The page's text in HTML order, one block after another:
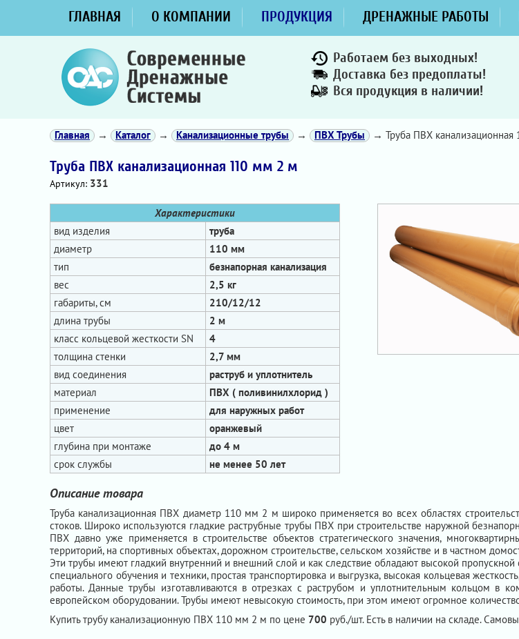
ГЛАВНАЯ О КОМПАНИИ ПРОДУКЦИЯ ДРЕНАЖНЫЕ РАБОТЫ
Работаем без выходных!
Доставка без предоплаты!
Вся продукция в наличии!
Главная → Каталог → Канализационные трубы → ПВХ Трубы → Труба ПВХ
Труба ПВХ канализационная 110 мм 2 м
Артикул: 331
Характеристики
вид изделия
труба
диаметр
110 мм
тип
безнапорная канализация
вес
2,5 кг
габариты, см
210/12/12
длина трубы
2 м
класс кольцевой жесткости SN
4
толщина стенки
2,7 мм
вид соединения
раструб и уплотнитель
материал
ПВХ ( поливинилхлорид )
применение
для наружных работ
цвет
оранжевый
глубина при монтаже
до 4 м
срок службы
не менее 50 лет
Описание товара
Труба канализационная ПВХ диаметр 110 мм 2 м широко применяется во всех областях
стоков. Широко используются гладкие раструбные трубы ПВХ при строительстве наружной
ПВХ давно уже применяется в строительстве объектов стратегического значения,
территорий, на спортивных объектах, дорожном строительстве, сельском хозяйстве и в частном
Эти трубы имеют гладкий внутренний и внешний слой и как следствие обладают высокой
специального обучения и техники, простая транспортировка и выгрузка, высокая кольцевая
работы. Данные трубы изготавливаются в отрезках с раструбом и уплотнительным кольцом в
европейском оборудовании. Трубы имеют невысокую стоимость, при этом имеют огромное
Купить трубу канализационную ПВХ 110 мм 2 м по цене 700 руб./шт. Есть в наличии на складе.